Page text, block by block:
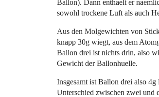
Ballon). Dann enthaelt er
sowohl trockene Luft als auch
Aus den Molgewichten von
knapp 30g wiegt, aus dem
Ballon drei ist nichts drin, also
Gewicht der Ballonhuelle.
Insgesamt ist Ballon drei also
Unterschied zwischen zwei und